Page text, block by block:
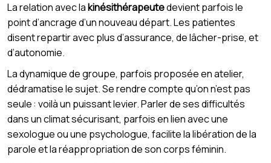
La relation avec lakinésithérapeutedevient parfois le
point d’ancrage d’un nouveau départ. Les patientes
disent repartir avec plus d’assurance, de lâcher-prise, et
d’autonomie.
La dynamique de groupe, parfois proposée en atelier,
dédramatise le sujet. Se rendre compte qu’on n’est pas
seule : voilà un puissant levier. Parler de ses difficultés
dans un climat sécurisant, parfois en lien avec une
sexologue ou une psychologue, facilite la libération de la
parole et la réappropriation de son corps féminin.